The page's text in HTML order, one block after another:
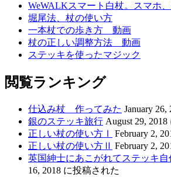
WeWALKスマート白杖。スマホ
堀尾法、杖の使い方
一本杖での歩き方 動画
杖の正しい調整方法 動画
ステッキを使ったマジック
閲覧ランキング
仕込み杖 作ってみた January
銀のステッキ旅行 August 29,
正しい杖の使い方Ⅰ
February 2,
正しい杖の使い方Ⅱ February 2,
英国紳士にあこがれてステッキ自
16, 2018 に投稿された